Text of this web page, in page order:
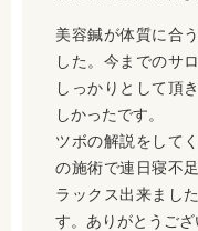
美容鍼が体質に合
した。今までのサ
しっかりとして頂
しかったです。
ツボの解説をして
の施術で連日寝不
ラックス出来まし
す。ありがとうござ